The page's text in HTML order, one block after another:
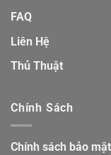
FAQ
Liên Hệ
Thủ Thuật
Chính Sách
Chính sách bảo mật